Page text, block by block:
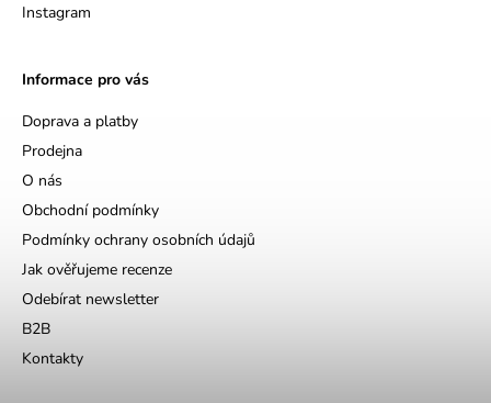
Instagram
Informace pro vás
Doprava a platby
Prodejna
O nás
Obchodní podmínky
Podmínky ochrany osobních údajů
Jak ověřujeme recenze
Odebírat newsletter
B2B
Kontakty